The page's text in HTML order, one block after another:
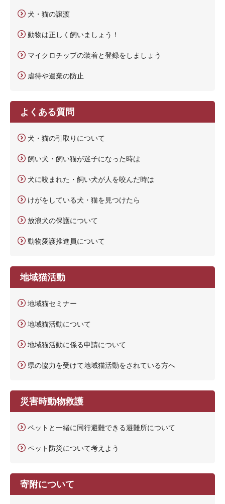
犬・猫の譲渡
動物は正しく飼いましょう！
マイクロチップの装着と登録をしましょう
虐待や遺棄の防止
よくある質問
犬・猫の引取りについて
飼い犬・飼い猫が迷子になった時は
犬に咬まれた・飼い犬が人を咬んだ時は
けがをしている犬・猫を見つけたら
放浪犬の保護について
動物愛護推進員について
地域猫活動
地域猫セミナー
地域猫活動について
地域猫活動に係る申請について
県の協力を受けて地域猫活動をされている方へ
災害時動物救護
ペットと一緒に同行避難できる避難所について
ペット防災について考えよう
寄附について